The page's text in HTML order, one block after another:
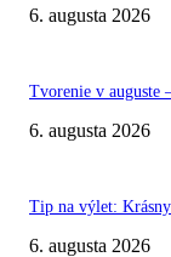
6. augusta 2026
Tvorenie v auguste
6. augusta 2026
Tip na výlet:
6. augusta 2026